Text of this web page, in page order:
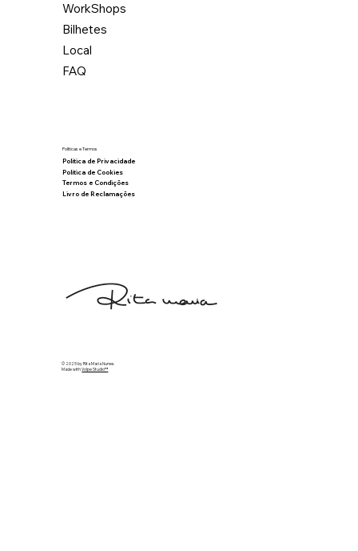
© 2025 by Rita Maria Nunes.
Made withVolpe Studio™
WorkShops
Bilhetes
Local
FAQ
Políticas e Termos
Política de Privacidade
Política de Cookies
Termos e Condições
Livro de Reclamações